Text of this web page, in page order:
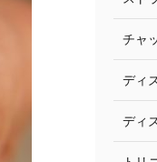
チャ
ディ
ディ